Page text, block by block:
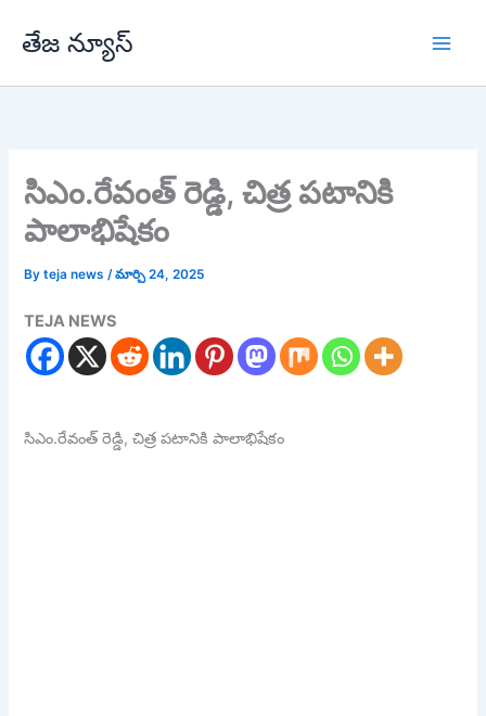
తేజ న్యూస్
సిఎం.రేవంత్ రెడ్డి, చిత్ర పటానికి
పాలాభిషేకం
Byteja news/మార్చి 24, 2025
TEJA NEWS
సిఎం.రేవంత్ రెడ్డి, చిత్ర పటానికి పాలాభిషేకం